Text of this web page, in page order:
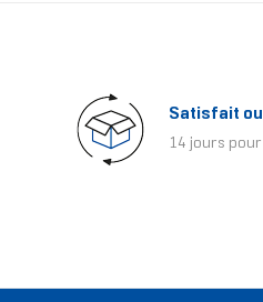
Satisfait
14 jours